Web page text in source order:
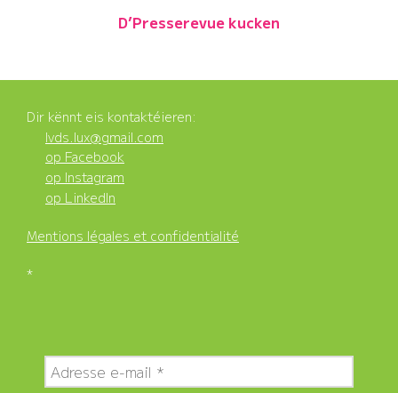
D’Presserevue kucken
Dir kënnt eis kontaktéieren:
lvds.lux@gmail.com
op Facebook
op Instagram
op LinkedIn
Mentions légales et confidentialité
*